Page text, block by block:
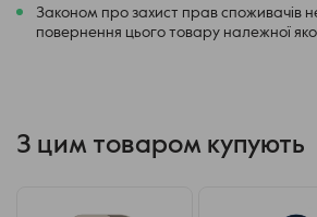
Законом про захист прав споживачів
повернення цього товару належної
З цим товаром купують